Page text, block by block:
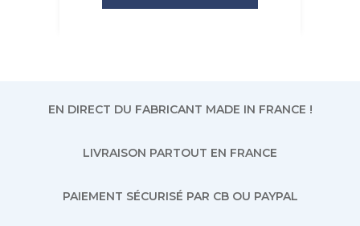
EN DIRECT DU FABRICANT MADE IN FRANCE !
LIVRAISON PARTOUT EN FRANCE
PAIEMENT SÉCURISÉ PAR CB OU PAYPAL